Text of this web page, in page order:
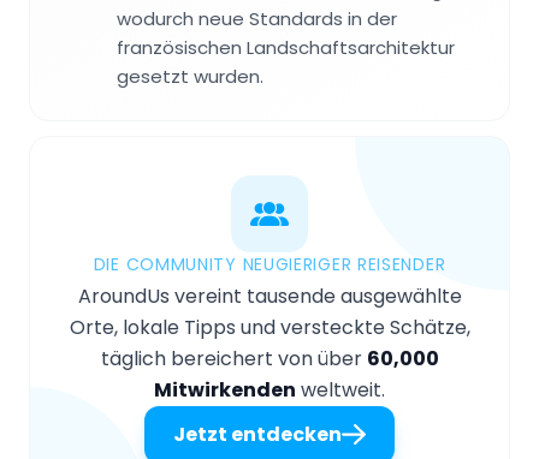
wodurch neue Standards in der
französischen Landschaftsarchitektur
gesetzt wurden.
DIE COMMUNITY NEUGIERIGER REISENDER
AroundUs vereint tausende ausgewählte
Orte, lokale Tipps und versteckte Schätze,
täglich bereichert von über 60,000
Mitwirkenden weltweit.
Jetzt entdecken